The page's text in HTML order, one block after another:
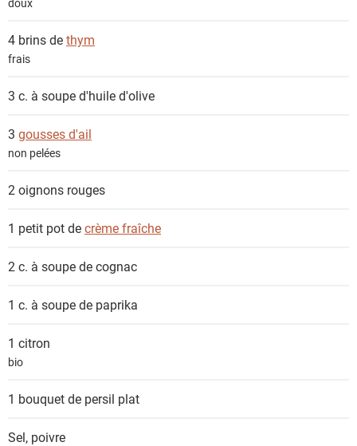
4 brins dethym
frais
3 c. à souped'huile d'olive
3 gousses d'ail
non pelées
2 oignons rouges
1 petit pot decrème fraîche
2 c. à soupe decognac
1 c. à soupe de paprika
1 citron
bio
1 bouquet de persil plat
Sel, poivre